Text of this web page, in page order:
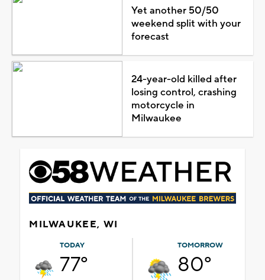
Yet another 50/50
weekend split with your
forecast
24-year-old killed after
losing control, crashing
motorcycle in
Milwaukee
MILWAUKEE, WI
TODAY
77°
TOMORROW
80°